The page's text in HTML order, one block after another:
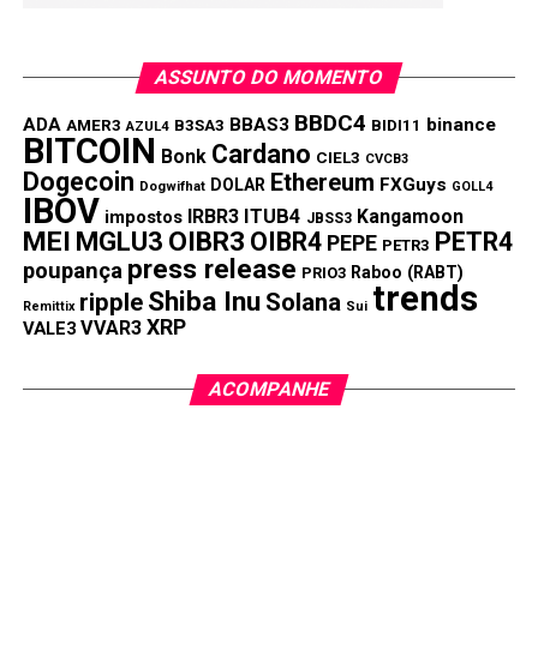
ASSUNTO DO MOMENTO
ADA AMER3 AZUL4 B3SA3 BBAS3 BBDC4 BIDI11 binance
BITCOIN Bonk Cardano CIEL3 CVCB3
Dogecoin Dogwifhat DOLAR Ethereum FXGuys GOLL4
IBOV impostos IRBR3 ITUB4 JBSS3 Kangamoon
MEI MGLU3 OIBR3 OIBR4 PEPE PETR3 PETR4
poupança press release PRIO3 Raboo (RABT)
Remittix ripple Shiba Inu Solana Sui trends
VALE3 VVAR3 XRP
ACOMPANHE